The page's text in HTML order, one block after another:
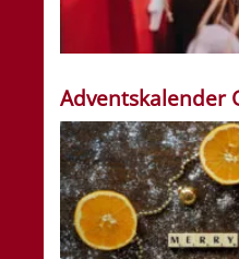
Adventskalender